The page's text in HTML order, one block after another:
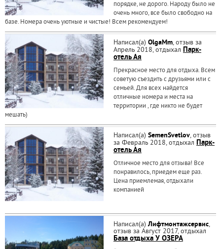
порядке, не дорого. Народу было не
очень много, все было свободно на
базе. Номера очень уютные и чистые! Всем рекомендуем!
Написал(а) OlgaMm, отзыв за
Апрель 2018, отдыхал Парк-
отель Ая
Прекрасное место для отдыха. Всем
советую съездить с друзьями или с
семьей. Для всех найдется
отличные номера и места на
территории , где никто не будет
мешать)
Написал(а) SemenSvetlov, отзыв
за Февраль 2018, отдыхал Парк-
отель Ая
Отличное место для отзыва! Все
понравилось, приедем еще раз.
Цена приемлемая, отдыхали
компанией
Написал(а)Лифтмонтажсервис,
отзыв за Август 2017, отдыхал
База отдыха У ОЗЕРА